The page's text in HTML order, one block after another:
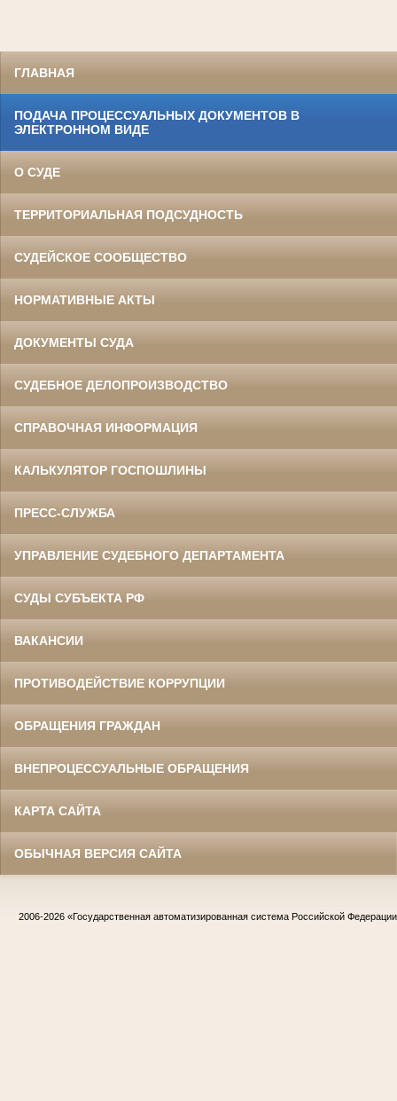
ГЛАВНАЯ
ПОДАЧА ПРОЦЕССУАЛЬНЫХ ДОКУМЕНТОВ В
ЭЛЕКТРОННОМ ВИДЕ
О СУДЕ
ТЕРРИТОРИАЛЬНАЯ ПОДСУДНОСТЬ
СУДЕЙСКОЕ СООБЩЕСТВО
НОРМАТИВНЫЕ АКТЫ
ДОКУМЕНТЫ СУДА
СУДЕБНОЕ ДЕЛОПРОИЗВОДСТВО
СПРАВОЧНАЯ ИНФОРМАЦИЯ
КАЛЬКУЛЯТОР ГОСПОШЛИНЫ
ПРЕСС-СЛУЖБА
УПРАВЛЕНИЕ СУДЕБНОГО ДЕПАРТАМЕНТА
СУДЫ СУБЪЕКТА РФ
ВАКАНСИИ
ПРОТИВОДЕЙСТВИЕ КОРРУПЦИИ
ОБРАЩЕНИЯ ГРАЖДАН
ВНЕПРОЦЕССУАЛЬНЫЕ ОБРАЩЕНИЯ
КАРТА САЙТА
ОБЫЧНАЯ ВЕРСИЯ САЙТА
2006-2026 «Государственная автоматизированная система Российской